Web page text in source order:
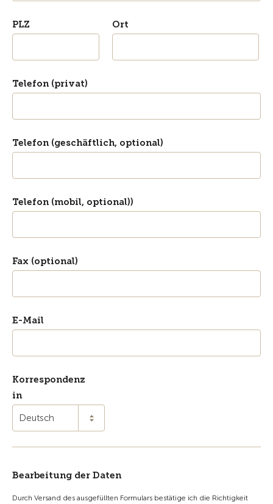
PLZ Ort
Telefon (privat)
Telefon (geschäftlich, optional)
Telefon (mobil, optional))
Fax (optional)
E-Mail
Korrespondenz
in
Deutsch
Bearbeitung der Daten
Durch Versand des ausgefüllten Formulars bestätige ich die Richtigkeit